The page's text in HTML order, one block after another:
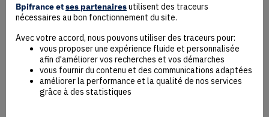
Données personnelles
Contact
Bpifrance etses partenairesutilisent des traceurs
nécessaires au bon fonctionnement du site.
Avec votre accord, nous pouvons utiliser des traceurs pour:
vous proposer une expérience fluide et personnalisée
afin d'améliorer vos recherches et vos démarches
vous fournir du contenu et des communications adaptées
améliorer la performance et la qualité de nos services
grâce à des statistiques